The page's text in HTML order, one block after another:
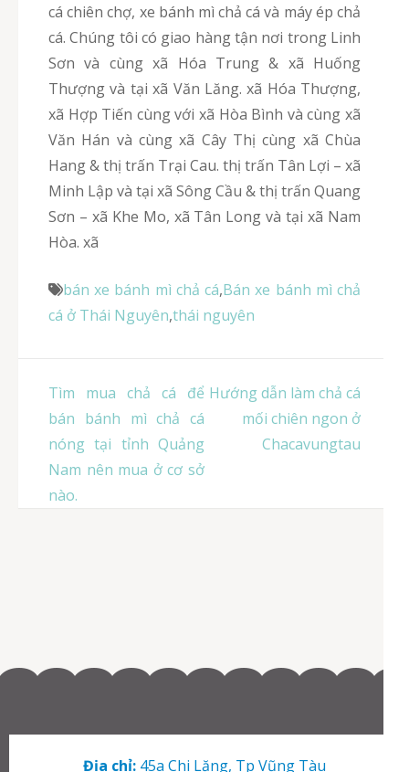
cá chiên chợ, xe bánh mì chả cá và máy ép chả
cá. Chúng tôi có giao hàng tận nơi trong Linh
Sơn và cùng xã Hóa Trung & xã Huống
Thượng và tại xã Văn Lăng. xã Hóa Thượng,
xã Hợp Tiến cùng với xã Hòa Bình và cùng xã
Văn Hán và cùng xã Cây Thị cùng xã Chùa
Hang & thị trấn Trại Cau. thị trấn Tân Lợi – xã
Minh Lập và tại xã Sông Cầu & thị trấn Quang
Sơn – xã Khe Mo, xã Tân Long và tại xã Nam
Hòa. xã
bán xe bánh mì chả cá,Bán xe bánh mì chả
cá ở Thái Nguyên,thái nguyên
Điều
hướng
bài
viết
Tìm mua chả cá để
bán bánh mì chả cá
nóng tại tỉnh Quảng
Nam nên mua ở cơ sở
nào.
Hướng dẫn làm chả cá
mối chiên ngon ở
Chacavungtau
Địa chỉ: 45a Chi Lăng, Tp Vũng Tàu